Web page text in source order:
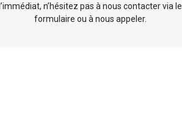
l’immédiat, n’hésitez pas à nous contacter via le
formulaire ou à nous appeler.